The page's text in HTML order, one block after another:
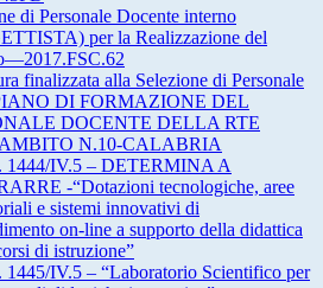
di Personale Docente interno
per la Realizzazione del
finalizzata alla Selezione di Personale
DI FORMAZIONE DEL
DOCENTE DELLA RTE
N.10-CALABRIA
1444/IV.5 – DETERMINA A
-“Dotazioni tecnologiche, aree
e sistemi innovativi di
on-line a supporto della didattica
di istruzione”
1445/IV.5 – “Laboratorio Scientifico per